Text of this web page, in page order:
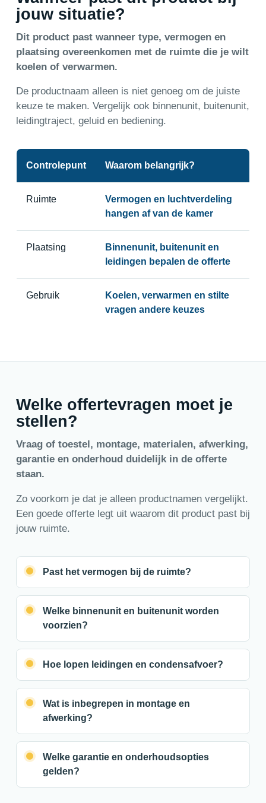
jouw situatie?
Dit product past wanneer type, vermogen en
plaatsing overeenkomen met de ruimte die je wilt
koelen of verwarmen.
De productnaam alleen is niet genoeg om de juiste
keuze te maken. Vergelijk ook binnenunit, buitenunit,
leidingtraject, geluid en bediening.
Controlepunt Waarom belangrijk?
Ruimte
Vermogen en luchtverdeling
hangen af van de kamer
Plaatsing
Binnenunit, buitenunit en
leidingen bepalen de offerte
Gebruik
Koelen, verwarmen en stilte
vragen andere keuzes
Welke offertevragen moet je
stellen?
Vraag of toestel, montage, materialen, afwerking,
garantie en onderhoud duidelijk in de offerte
staan.
Zo voorkom je dat je alleen productnamen vergelijkt.
Een goede offerte legt uit waarom dit product past bij
jouw ruimte.
Past het vermogen bij de ruimte?
Welke binnenunit en buitenunit worden
voorzien?
Hoe lopen leidingen en condensafvoer?
Wat is inbegrepen in montage en
afwerking?
Welke garantie en onderhoudsopties
gelden?